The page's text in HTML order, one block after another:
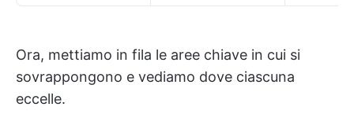
Ora, mettiamo in fila le aree chiave in cui si
sovrappongono e vediamo dove ciascuna
eccelle.